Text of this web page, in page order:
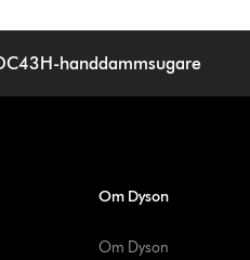
handdammsugare
Om Dyson
Om Dyson